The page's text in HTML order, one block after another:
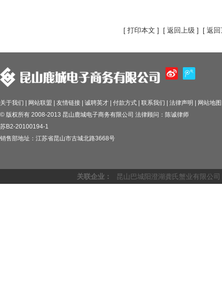
[ 打印本文 ] [ 返回上级 ] [ 返回
关于我们 | 网站联盟 | 友情链接 | 诚聘英才 | 付款方式 | 联系我们 | 法律声明 | 网站地图
© 版权所有 2008-2013 昆山鹿城电子商务有限公司 法律顾问：陈诚律师
苏B2-20100194-1
销售部地址：江苏省昆山市古城北路3668号
关联企业： 昆山巴城阳澄湖龚氏蟹业有限公司